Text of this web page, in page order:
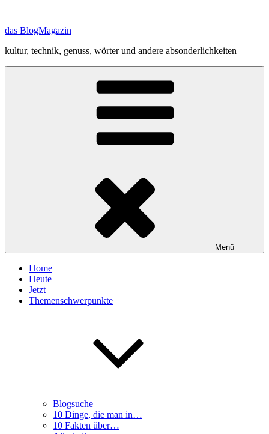
springen
das BlogMagazin
kultur, technik, genuss, wörter und andere absonderlichkeiten
Menü
Home
Heute
Jetzt
Themenschwerpunkte
Blogsuche
10 Dinge, die man in…
10 Fakten über…